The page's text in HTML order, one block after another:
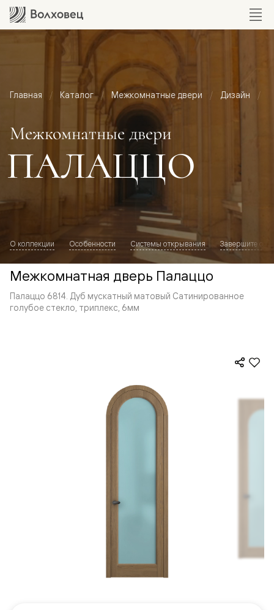
Главная Каталог Межкомнатные двери Дизайн
Межкомнатные двери
ПАЛАЦЦО
О коллекции Особенности Системы открывания Завершите
Межкомнатная дверь Палаццо
Палаццо 6814. Дуб мускатный матовый Сатинированное
голубое стекло, триплекс, 6мм